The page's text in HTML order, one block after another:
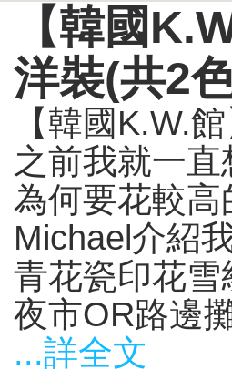
【韓國
洋裝(共2
【韓國K.W.
之前我就一
為何要花較
Michael介紹
青花瓷印花
夜市OR路邊
...詳全文